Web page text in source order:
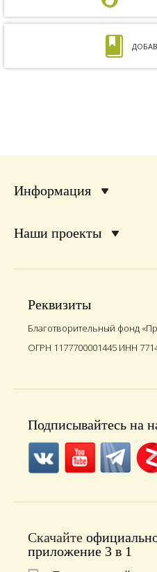
Информация
Наши проекты
Реквизиты
Благотворительный фонд
ОГРН 1177700001445 ИНН
Подписывайтесь на
Скачайте
приложение 3 в 1